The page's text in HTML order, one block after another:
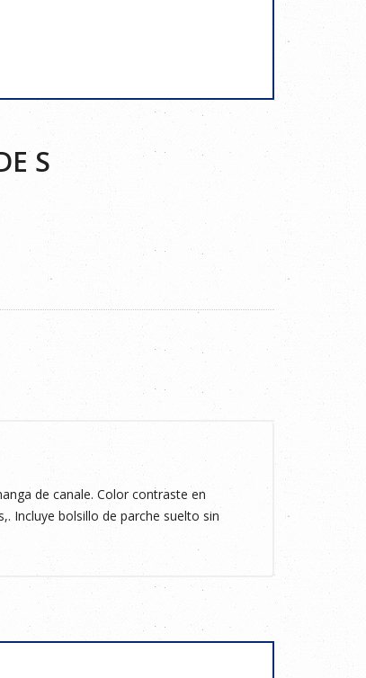
S
de canale. Color contraste en
Incluye bolsillo de parche suelto sin